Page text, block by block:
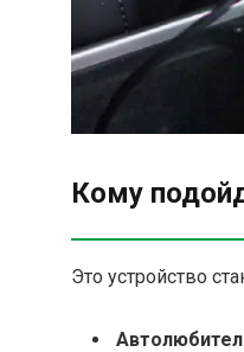
Кому
Это устройство